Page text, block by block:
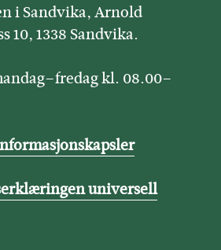
i Sandvika, Arnold
10, 1338 Sandvika.
kl. 08.00–
universell